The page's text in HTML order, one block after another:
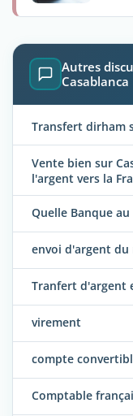
Autres
Casablanca
Transfert dirham
Vente bien sur
l'argent vers la
Quelle Banque
envoi d'argent du
Tranfert d'argent
virement
compte
Comptable